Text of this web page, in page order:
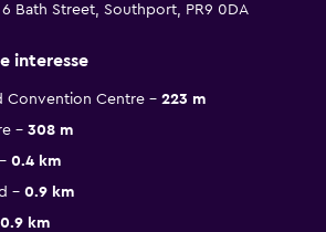
Bath Street, Southport, PR9 0DA
interesse
Convention Centre
223 m
308 m
0.4 km
0.9 km
0.9 km